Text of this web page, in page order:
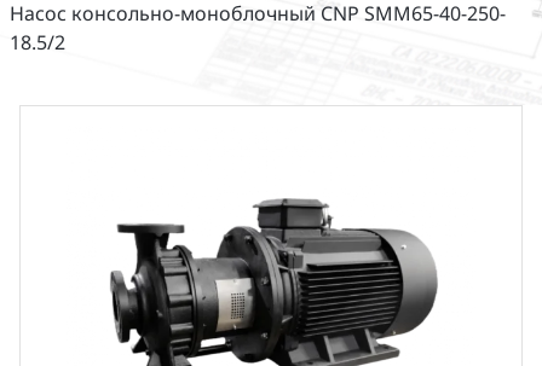
Насос консольно-моноблочный CNP SMM65-40-250-
18.5/2